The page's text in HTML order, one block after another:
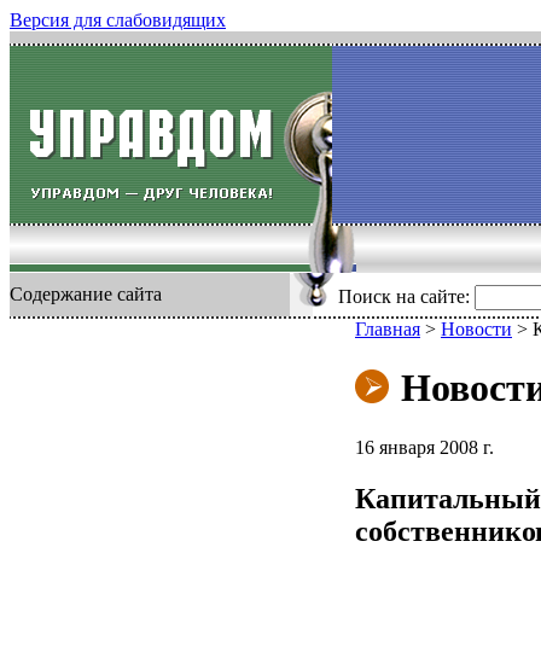
Версия для слабовидящих
Содержание сайта Поиск на сайте:
Главная > Новости >
16 января 2008 г.
Капитальный